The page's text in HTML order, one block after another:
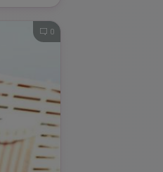
0